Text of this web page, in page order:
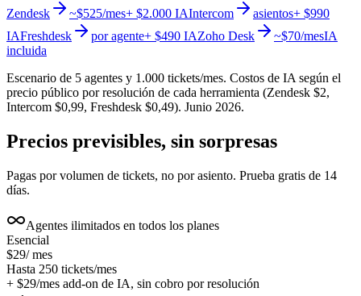
Zendesk
~$525/mes+ $2.000 IAIntercom asientos+ $990
IAFreshdesk por agente+ $490 IAZoho Desk ~$70/mesIA
incluida
Escenario de 5 agentes y 1.000 tickets/mes. Costos de IA según el
precio público por resolución de cada herramienta (Zendesk $2,
Intercom $0,99, Freshdesk $0,49). Junio 2026.
Precios previsibles, sin sorpresas
Pagas por volumen de tickets, no por asiento. Prueba gratis de 14
días.
Agentes ilimitados en todos los planes
Esencial
$29/ mes
Hasta 250 tickets/mes
+ $29/mes add-on de IA, sin cobro por resolución